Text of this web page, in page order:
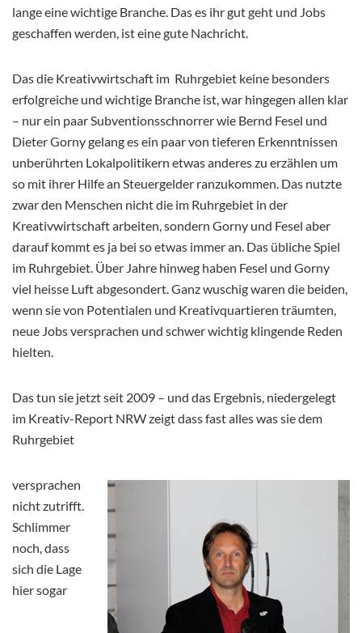
lange eine wichtige Branche. Das es ihr gut geht und Jobs
geschaffen werden, ist eine gute Nachricht.
Das die Kreativwirtschaft im Ruhrgebiet keine besonders
erfolgreiche und wichtige Branche ist, war hingegen allen klar
– nur ein paar Subventionsschnorrer wie Bernd Fesel und
Dieter Gorny gelang es ein paar von tieferen Erkenntnissen
unberührten Lokalpolitikern etwas anderes zu erzählen um
so mit ihrer Hilfe an Steuergelder ranzukommen. Das nutzte
zwar den Menschen nicht die im Ruhrgebiet in der
Kreativwirtschaft arbeiten, sondern Gorny und Fesel aber
darauf kommt es ja bei so etwas immer an. Das übliche Spiel
im Ruhrgebiet. Über Jahre hinweg haben Fesel und Gorny
viel heisse Luft abgesondert. Ganz wuschig waren die beiden,
wenn sie von Potentialen und Kreativquartieren träumten,
neue Jobs versprachen und schwer wichtig klingende Reden
hielten.
Das tun sie jetzt seit 2009 – und das Ergebnis, niedergelegt
im Kreativ-Report NRW zeigt dass fast alles was sie dem
Ruhrgebiet
versprachen
nicht zutrifft.
Schlimmer
noch, dass
sich die Lage
hier sogar